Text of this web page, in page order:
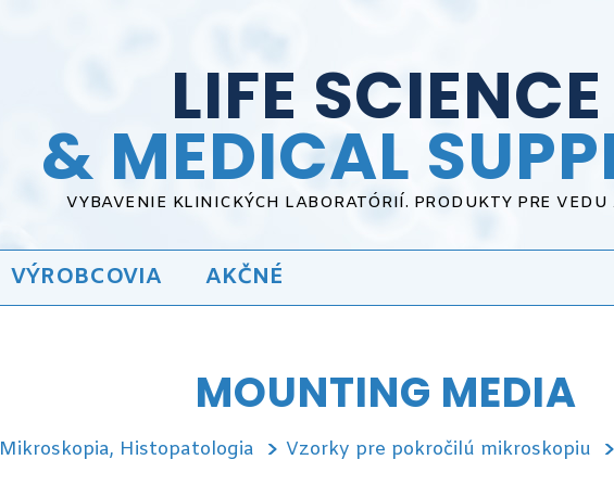
LIFE SCIENCE
& MEDICAL
VYBAVENIE KLINICKÝCH LABORATÓRIÍ. PRODUKTY PRE VEDU
VÝROBCOVIA AKČNÉ
MOUNTING MEDIA
Mikroskopia, Histopatologia Vzorky pre pokročilú mikroskopiu